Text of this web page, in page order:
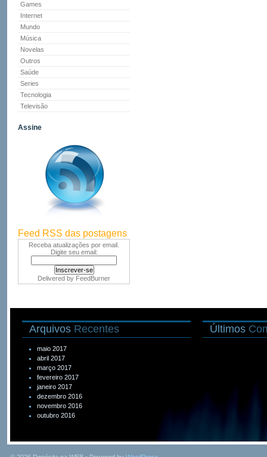
Games
Internet
Mundo
Música
Novelas
Outros
Saúde
Series
Tecnologia
Televisão
Assine
Feed RSS das postagens
Receba atualizações por email.
Digite seu email:
Delivered by FeedBurner
Arquivos Recentes
maio 2017
abril 2017
março 2017
fevereiro 2017
janeiro 2017
dezembro 2016
novembro 2016
outubro 2016
Últimos